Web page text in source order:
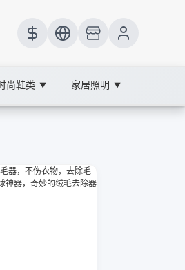
尚鞋类 ▼ 家居照明 ▼